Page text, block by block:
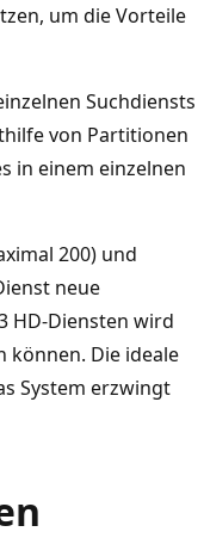
um die Vorteile
Suchdiensts
von Partitionen
in einem einzelnen
200) und
neue
HD-Diensten wird
können. Die ideale
System erzwingt